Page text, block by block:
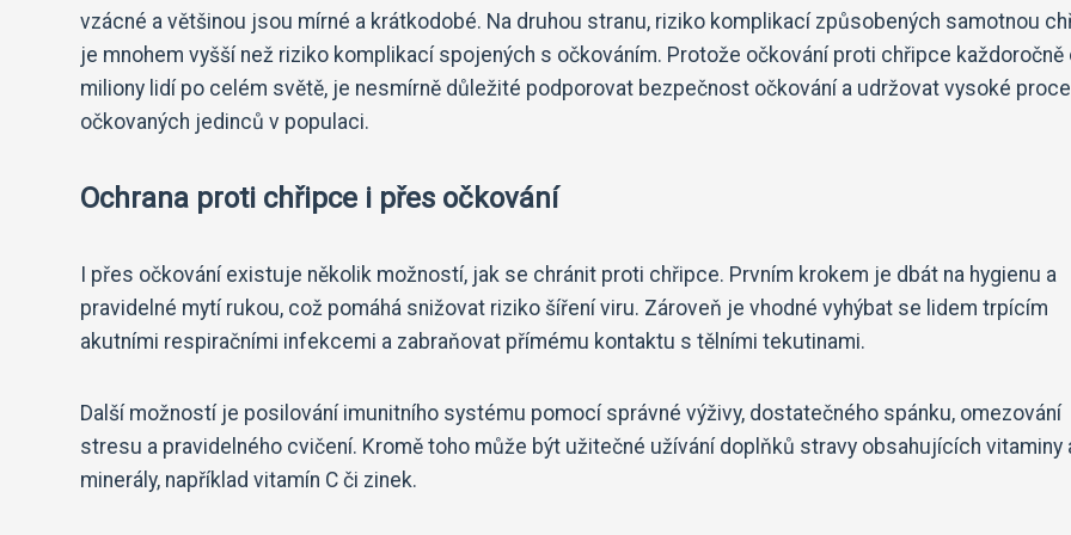
vzácné a většinou jsou mírné a krátkodobé. Na druhou stranu, riziko komplikací způsobených samotnou
je mnohem vyšší než riziko komplikací spojených s očkováním. Protože očkování proti chřipce každoročně
miliony lidí po celém světě, je nesmírně důležité podporovat bezpečnost očkování a udržovat vysoké
očkovaných jedinců v populaci.
Ochrana proti chřipce i přes očkování
I přes očkování existuje několik možností, jak se chránit proti chřipce. Prvním krokem je dbát na hygienu a
pravidelné mytí rukou, což pomáhá snižovat riziko šíření viru. Zároveň je vhodné vyhýbat se lidem trpícím
akutními respiračními infekcemi a zabraňovat přímému kontaktu s tělními tekutinami.
Další možností je posilování imunitního systému pomocí správné výživy, dostatečného spánku, omezování
stresu a pravidelného cvičení. Kromě toho může být užitečné užívání doplňků stravy obsahujících vitaminy
minerály, například vitamín C či zinek.